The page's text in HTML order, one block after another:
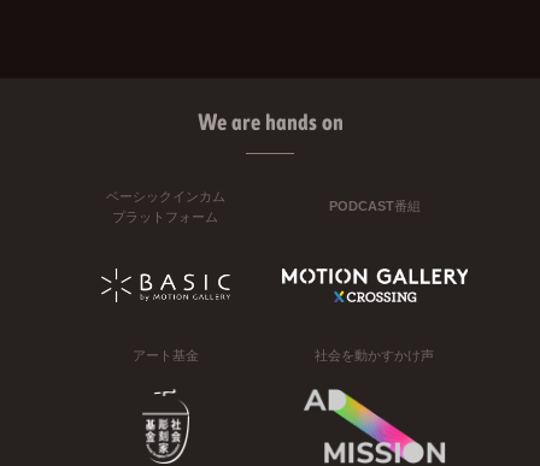
We are hands on
ベーシックインカム
プラットフォーム
PODCAST番組
アート基金 社会を動かすかけ声